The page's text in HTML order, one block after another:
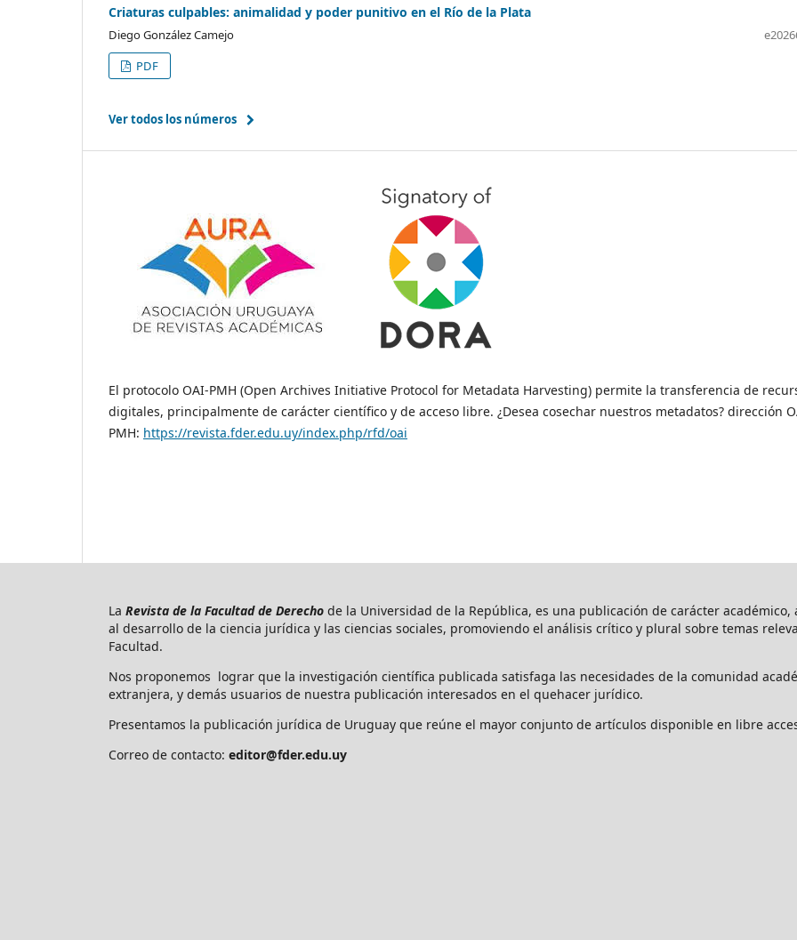
Criaturas culpables: animalidad y poder punitivo en el Río de la Plata
Diego González Camejo
PDF
Ver todos los números
El protocolo OAI-PMH (Open Archives Initiative Protocol for Metadata Harvesting) permite la transferencia de
digitales, principalmente de carácter científico y de acceso libre. ¿Desea cosechar nuestros metadatos? dirección
PMH: https://revista.fder.edu.uy/index.php/rfd/oai
La Revista de la Facultad de Derecho de la Universidad de la República, es una publicación de carácter
al desarrollo de la ciencia jurídica y las ciencias sociales, promoviendo el análisis crítico y plural sobre temas
Facultad.
Nos proponemos lograr que la investigación científica publicada satisfaga las necesidades de la comunidad
extranjera, y demás usuarios de nuestra publicación interesados en el quehacer jurídico.
Presentamos la publicación jurídica de Uruguay que reúne el mayor conjunto de artículos disponible en libre
Correo de contacto: editor@fder.edu.uy